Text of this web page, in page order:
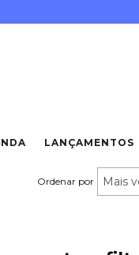
LANÇAMENTOS
Ordenar por